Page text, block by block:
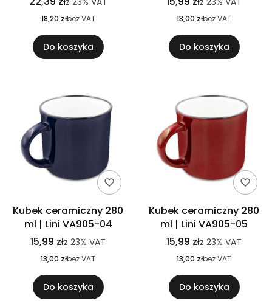
18,20 złbez VAT
Do koszyka
13,00 złbez VAT
Do koszyka
Kubek ceramiczny 280
ml | Lini VA905-04
15,99 złz 23% VAT
13,00 złbez VAT
Do koszyka
Kubek ceramiczny 280
ml | Lini VA905-05
15,99 złz 23% VAT
13,00 złbez VAT
Do koszyka